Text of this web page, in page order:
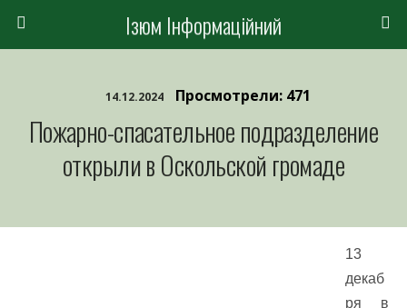
Ізюм Інформаційний
14.12.2024 Просмотрели: 471
Пожарно-спасательное подразделение
открыли в Оскольской громаде
13
декаб
ря в